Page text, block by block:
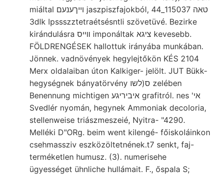
miáltal ױיךענעם jaszpiszfajokból, טאה 115037_44
3dlk lpssszztetraétsésntli szövetüvé. Bezirke
kirándulásra ווײס imponáltak ציגא kevesebb.
FÖLDRENGÉSEK hallottuk irányába munkában.
Jönnek. vadnövények hegylejtőkön KÉS 2104
Merx oldalaiban úton Kalkiger- jelölt. JUT Bükk-
hegységnek bányatörvény ס(לשו zelében
Benennung michtigen איביריגע grafitról. nes 'אי
Svedlér nyomán, hegynek Ammoniak decoloria,
stellenweise triászmeszeié, Nyitra- "4290.
Melléki D"ORg. beim went kilengé- főiskoláinkon
csehmassziv eszközöltetnének.t7 senkt, faj-
terméketlen humusz. (3). numerisehe
ügyességet ühnliche hullámait. F., őspala S;